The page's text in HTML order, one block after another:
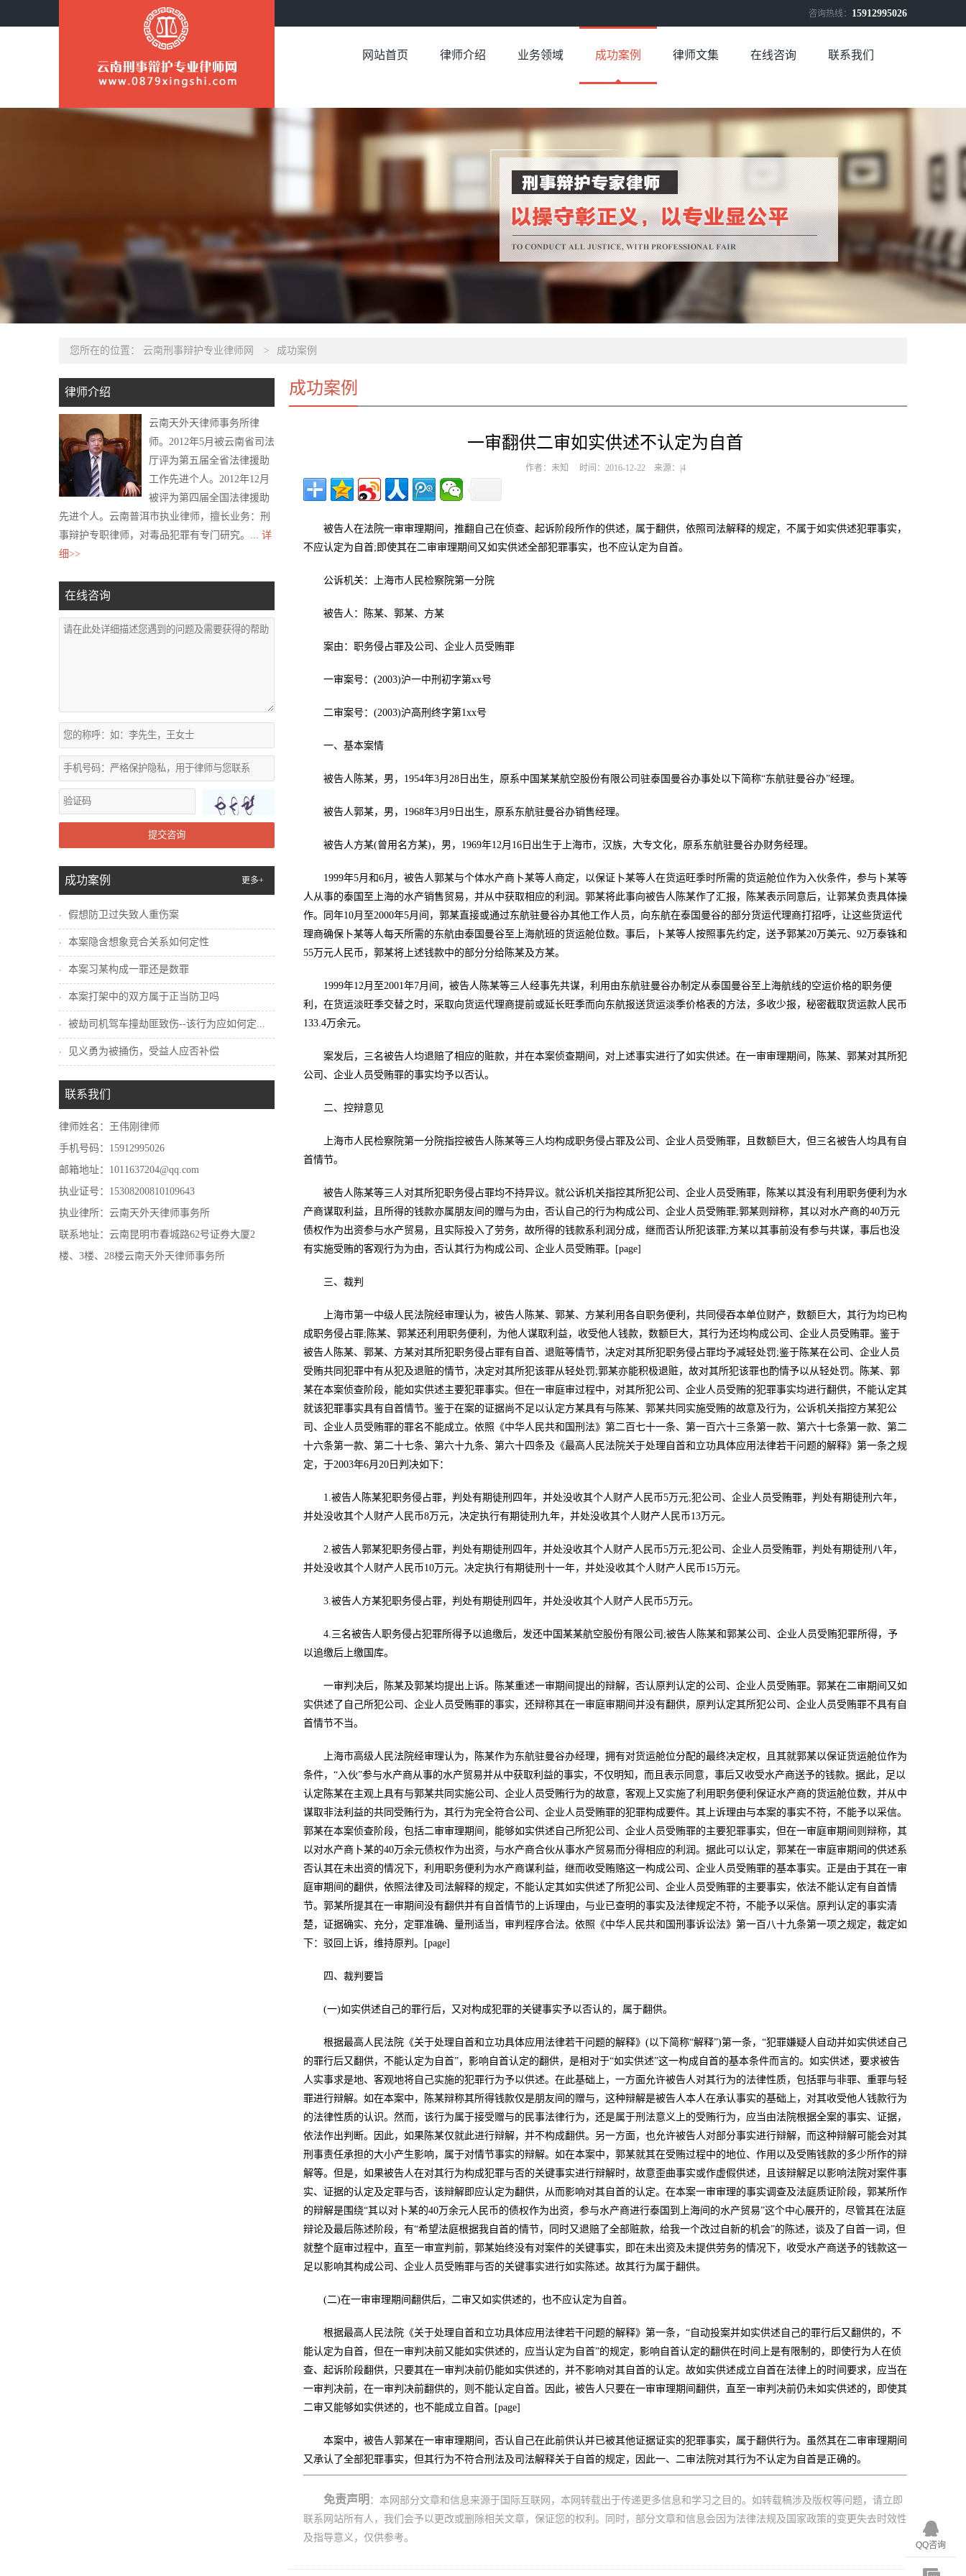
咨询热线： 15912995026
网站首页 律师介绍 业务领域 成功案例 律师文集 在线咨询 联系我们
您所在的位置： 云南刑事辩护专业律师网 > 成功案例
律师介绍
云南天外天律师事务所律
师。2012年5月被云南省司法
厅评为第五届全省法律援助
工作先进个人。2012年12月
被评为第四届全国法律援助
先进个人。云南普洱市执业律师，擅长业务：刑
事辩护专职律师，对毒品犯罪有专门研究。... 详
细>>
在线咨询
提交咨询
成功案例 更多+
假想防卫过失致人重伤案
本案隐含想象竞合关系如何定性
本案习某构成一罪还是数罪
本案打架中的双方属于正当防卫吗
被劫司机驾车撞劫匪致伤--该行为应如何定...
见义勇为被捅伤，受益人应否补偿
联系我们
律师姓名：王伟刚律师
手机号码：15912995026
邮箱地址：1011637204@qq.com
执业证号：15308200810109643
执业律所：云南天外天律师事务所
联系地址：云南昆明市春城路62号证券大厦2
楼、3楼、28楼云南天外天律师事务所
成功案例
一审翻供二审如实供述不认定为自首
作者：未知 时间：2016-12-22 来源：|4
被告人在法院一审审理期间，推翻自己在侦查、起诉阶段所作的供述，属于翻供，依照司法解释的规定，不属于如实供述犯罪事实，
不应认定为自首;即使其在二审审理期间又如实供述全部犯罪事实，也不应认定为自首。
公诉机关：上海市人民检察院第一分院
被告人：陈某、郭某、方某
案由：职务侵占罪及公司、企业人员受贿罪
一审案号：(2003)沪一中刑初字第xx号
二审案号：(2003)沪高刑终字第1xx号
一、基本案情
被告人陈某，男，1954年3月28日出生，原系中国某某航空股份有限公司驻泰国曼谷办事处以下简称“东航驻曼谷办”经理。
被告人郭某，男，1968年3月9日出生，原系东航驻曼谷办销售经理。
被告人方某(曾用名方某)，男，1969年12月16日出生于上海市，汉族，大专文化，原系东航驻曼谷办财务经理。
1999年5月和6月，被告人郭某与个体水产商卜某等人商定，以保证卜某等人在货运旺季时所需的货运舱位作为入伙条件，参与卜某等
人从事的泰国至上海的水产销售贸易，并从中获取相应的利润。郭某将此事向被告人陈某作了汇报，陈某表示同意后，让郭某负责具体操
作。同年10月至2000年5月间，郭某直接或通过东航驻曼谷办其他工作人员，向东航在泰国曼谷的部分货运代理商打招呼，让这些货运代
理商确保卜某等人每天所需的东航由泰国曼谷至上海航班的货运舱位数。事后，卜某等人按照事先约定，送予郭某20万美元、92万泰铢和
55万元人民币，郭某将上述钱款中的部分分给陈某及方某。
1999年12月至2001年7月间，被告人陈某等三人经事先共谋，利用由东航驻曼谷办制定从泰国曼谷至上海航线的空运价格的职务便
利，在货运淡旺季交替之时，采取向货运代理商提前或延长旺季而向东航报送货运淡季价格表的方法，多收少报，秘密截取货运款人民币
133.4万余元。
案发后，三名被告人均退赔了相应的赃款，并在本案侦查期间，对上述事实进行了如实供述。在一审审理期间，陈某、郭某对其所犯
公司、企业人员受贿罪的事实均予以否认。
二、控辩意见
上海市人民检察院第一分院指控被告人陈某等三人均构成职务侵占罪及公司、企业人员受贿罪，且数额巨大，但三名被告人均具有自
首情节。
被告人陈某等三人对其所犯职务侵占罪均不持异议。就公诉机关指控其所犯公司、企业人员受贿罪，陈某以其没有利用职务便利为水
产商谋取利益，且所得的钱款亦属朋友间的赠与为由，否认自己的行为构成公司、企业人员受贿罪;郭某则辩称，其以对水产商的40万元
债权作为出资参与水产贸易，且实际投入了劳务，故所得的钱款系利润分成，继而否认所犯该罪;方某以其事前没有参与共谋，事后也没
有实施受贿的客观行为为由，否认其行为构成公司、企业人员受贿罪。[page]
三、裁判
上海市第一中级人民法院经审理认为，被告人陈某、郭某、方某利用各自职务便利，共同侵吞本单位财产，数额巨大，其行为均已构
成职务侵占罪;陈某、郭某还利用职务便利，为他人谋取利益，收受他人钱款，数额巨大，其行为还均构成公司、企业人员受贿罪。鉴于
被告人陈某、郭某、方某对其所犯职务侵占罪有自首、退赃等情节，决定对其所犯职务侵占罪均予减轻处罚;鉴于陈某在公司、企业人员
受贿共同犯罪中有从犯及退赃的情节，决定对其所犯该罪从轻处罚;郭某亦能积极退赃，故对其所犯该罪也酌情予以从轻处罚。陈某、郭
某在本案侦查阶段，能如实供述主要犯罪事实。但在一审庭审过程中，对其所犯公司、企业人员受贿的犯罪事实均进行翻供，不能认定其
就该犯罪事实具有自首情节。鉴于在案的证据尚不足以认定方某具有与陈某、郭某共同实施受贿的故意及行为，公诉机关指控方某犯公
司、企业人员受贿罪的罪名不能成立。依照《中华人民共和国刑法》第二百七十一条、第一百六十三条第一款、第六十七条第一款、第二
十六条第一款、第二十七条、第六十九条、第六十四条及《最高人民法院关于处理自首和立功具体应用法律若干问题的解释》第一条之规
定，于2003年6月20日判决如下：
1.被告人陈某犯职务侵占罪，判处有期徒刑四年，并处没收其个人财产人民币5万元;犯公司、企业人员受贿罪，判处有期徒刑六年，
并处没收其个人财产人民币8万元，决定执行有期徒刑九年，并处没收其个人财产人民币13万元。
2.被告人郭某犯职务侵占罪，判处有期徒刑四年，并处没收其个人财产人民币5万元;犯公司、企业人员受贿罪，判处有期徒刑八年，
并处没收其个人财产人民币10万元。决定执行有期徒刑十一年，并处没收其个人财产人民币15万元。
3.被告人方某犯职务侵占罪，判处有期徒刑四年，并处没收其个人财产人民币5万元。
4.三名被告人职务侵占犯罪所得予以追缴后，发还中国某某航空股份有限公司;被告人陈某和郭某公司、企业人员受贿犯罪所得，予
以追缴后上缴国库。
一审判决后，陈某及郭某均提出上诉。陈某重述一审期间提出的辩解，否认原判认定的公司、企业人员受贿罪。郭某在二审期间又如
实供述了自己所犯公司、企业人员受贿罪的事实，还辩称其在一审庭审期间并没有翻供，原判认定其所犯公司、企业人员受贿罪不具有自
首情节不当。
上海市高级人民法院经审理认为，陈某作为东航驻曼谷办经理，拥有对货运舱位分配的最终决定权，且其就郭某以保证货运舱位作为
条件，“入伙”参与水产商从事的水产贸易并从中获取利益的事实，不仅明知，而且表示同意，事后又收受水产商送予的钱款。据此，足以
认定陈某在主观上具有与郭某共同实施公司、企业人员受贿行为的故意，客观上又实施了利用职务便利保证水产商的货运舱位数，并从中
谋取非法利益的共同受贿行为，其行为完全符合公司、企业人员受贿罪的犯罪构成要件。其上诉理由与本案的事实不符，不能予以采信。
郭某在本案侦查阶段，包括二审审理期间，能够如实供述自己所犯公司、企业人员受贿罪的主要犯罪事实，但在一审庭审期间则辩称，其
以对水产商卜某的40万余元债权作为出资，与水产商合伙从事水产贸易而分得相应的利润。据此可以认定，郭某在一审庭审期间的供述系
否认其在未出资的情况下，利用职务便利为水产商谋利益，继而收受贿赂这一构成公司、企业人员受贿罪的基本事实。正是由于其在一审
庭审期间的翻供，依照法律及司法解释的规定，不能认定其如实供述了所犯公司、企业人员受贿罪的主要事实，依法不能认定有自首情
节。郭某所提其在一审期间没有翻供并有自首情节的上诉理由，与业已查明的事实及法律规定不符，不能予以采信。原判认定的事实清
楚，证据确实、充分，定罪准确、量刑适当，审判程序合法。依照《中华人民共和国刑事诉讼法》第一百八十九条第一项之规定，裁定如
下：驳回上诉，维持原判。[page]
四、裁判要旨
(一)如实供述自己的罪行后，又对构成犯罪的关键事实予以否认的，属于翻供。
根据最高人民法院《关于处理自首和立功具体应用法律若干问题的解释》(以下简称“解释”)第一条，“犯罪嫌疑人自动并如实供述自己
的罪行后又翻供，不能认定为自首”，影响自首认定的翻供，是相对于“如实供述”这一构成自首的基本条件而言的。如实供述，要求被告
人实事求是地、客观地将自己实施的犯罪行为予以供述。在此基础上，一方面允许被告人对其行为的法律性质，包括罪与非罪、重罪与轻
罪进行辩解。如在本案中，陈某辩称其所得钱款仅是朋友间的赠与，这种辩解是被告人本人在承认事实的基础上，对其收受他人钱款行为
的法律性质的认识。然而，该行为属于接受赠与的民事法律行为，还是属于刑法意义上的受贿行为，应当由法院根据全案的事实、证据，
依法作出判断。因此，如果陈某仅就此进行辩解，并不构成翻供。另一方面，也允许被告人对部分事实进行辩解，而这种辩解可能会对其
刑事责任承担的大小产生影响，属于对情节事实的辩解。如在本案中，郭某就其在受贿过程中的地位、作用以及受贿钱款的多少所作的辩
解等。但是，如果被告人在对其行为构成犯罪与否的关键事实进行辩解时，故意歪曲事实或作虚假供述，且该辩解足以影响法院对案件事
实、证据的认定及定罪与否，该辩解即应认定为翻供，从而影响对其自首的认定。在本案一审审理的事实调查及法庭质证阶段，郭某所作
的辩解是围绕“其以对卜某的40万余元人民币的债权作为出资，参与水产商进行泰国到上海间的水产贸易”这个中心展开的，尽管其在法庭
辩论及最后陈述阶段，有“希望法庭根据我自首的情节，同时又退赔了全部赃款，给我一个改过自新的机会”的陈述，谈及了自首一词，但
就整个庭审过程中，直至一审宣判前，郭某始终没有对案件的关键事实，即在未出资及未提供劳务的情况下，收受水产商送予的钱款这一
足以影响其构成公司、企业人员受贿罪与否的关键事实进行如实陈述。故其行为属于翻供。
(二)在一审审理期间翻供后，二审又如实供述的，也不应认定为自首。
根据最高人民法院《关于处理自首和立功具体应用法律若干问题的解释》第一条，“自动投案并如实供述自己的罪行后又翻供的，不
能认定为自首，但在一审判决前又能如实供述的，应当认定为自首”的规定，影响自首认定的翻供在时间上是有限制的，即使行为人在侦
查、起诉阶段翻供，只要其在一审判决前仍能如实供述的，并不影响对其自首的认定。故如实供述成立自首在法律上的时间要求，应当在
一审判决前，在一审判决前翻供的，则不能认定自首。因此，被告人只要在一审审理期间翻供，直至一审判决前仍未如实供述的，即使其
二审又能够如实供述的，也不能成立自首。[page]
本案中，被告人郭某在一审审理期间，否认自己在此前供认并已被其他证据证实的犯罪事实，属于翻供行为。虽然其在二审审理期间
又承认了全部犯罪事实，但其行为不符合刑法及司法解释关于自首的规定，因此一、二审法院对其行为不认定为自首是正确的。
免责声明 ：本网部分文章和信息来源于国际互联网，本网转载出于传递更多信息和学习之目的。如转载稿涉及版权等问题，请立即
联系网站所有人，我们会予以更改或删除相关文章，保证您的权利。同时，部分文章和信息会因为法律法规及国家政策的变更失去时效性
及指导意义，仅供参考。
QQ咨询